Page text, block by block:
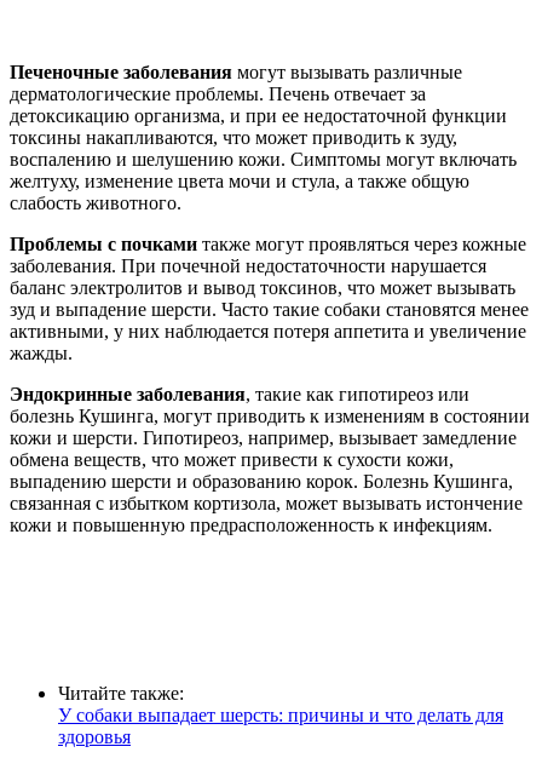
Печеночные заболевания могут вызывать различные
дерматологические проблемы. Печень отвечает за
детоксикацию организма, и при ее недостаточной функции
токсины накапливаются, что может приводить к зуду,
воспалению и шелушению кожи. Симптомы могут включать
желтуху, изменение цвета мочи и стула, а также общую
слабость животного.
Проблемы с почками также могут проявляться через кожные
заболевания. При почечной недостаточности нарушается
баланс электролитов и вывод токсинов, что может вызывать
зуд и выпадение шерсти. Часто такие собаки становятся менее
активными, у них наблюдается потеря аппетита и увеличение
жажды.
Эндокринные заболевания, такие как гипотиреоз или
болезнь Кушинга, могут приводить к изменениям в состоянии
кожи и шерсти. Гипотиреоз, например, вызывает замедление
обмена веществ, что может привести к сухости кожи,
выпадению шерсти и образованию корок. Болезнь Кушинга,
связанная с избытком кортизола, может вызывать истончение
кожи и повышенную предрасположенность к инфекциям.
Читайте также:
У собаки выпадает шерсть: причины и что делать для
здоровья